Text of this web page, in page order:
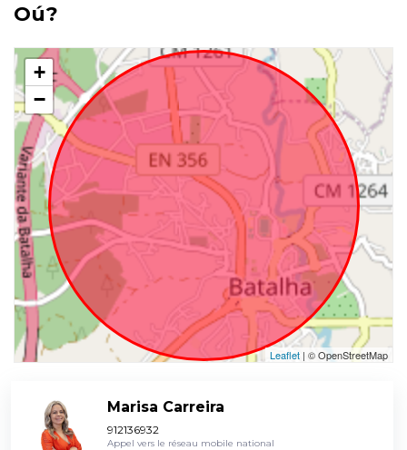
Oú?
+
−
Leaflet | © OpenStreetMap
Marisa Carreira
912136932
Appel vers le réseau mobile national